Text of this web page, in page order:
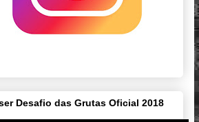
Desafio das Grutas Oficial 2018